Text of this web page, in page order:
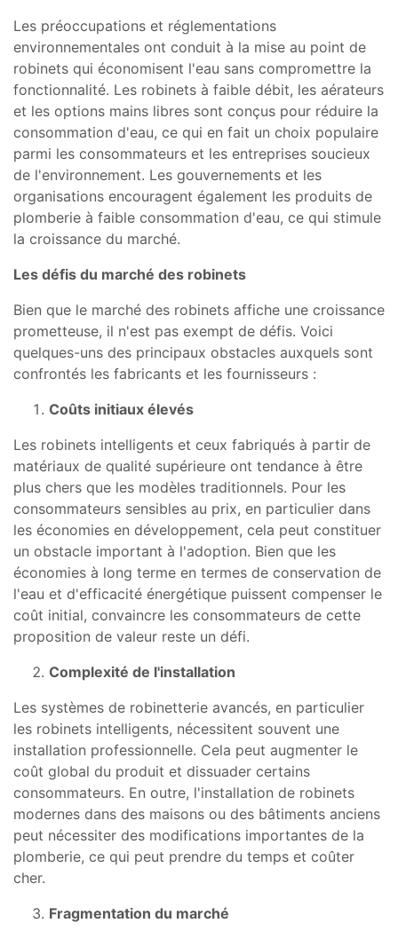
Les préoccupations et réglementations
environnementales ont conduit à la mise au point de
robinets qui économisent l'eau sans compromettre la
fonctionnalité. Les robinets à faible débit, les aérateurs
et les options mains libres sont conçus pour réduire la
consommation d'eau, ce qui en fait un choix populaire
parmi les consommateurs et les entreprises soucieux
de l'environnement. Les gouvernements et les
organisations encouragent également les produits de
plomberie à faible consommation d'eau, ce qui stimule
la croissance du marché.
Les défis du marché des robinets
Bien que le marché des robinets affiche une croissance
prometteuse, il n'est pas exempt de défis. Voici
quelques-uns des principaux obstacles auxquels sont
confrontés les fabricants et les fournisseurs :
Coûts initiaux élevés
Les robinets intelligents et ceux fabriqués à partir de
matériaux de qualité supérieure ont tendance à être
plus chers que les modèles traditionnels. Pour les
consommateurs sensibles au prix, en particulier dans
les économies en développement, cela peut constituer
un obstacle important à l'adoption. Bien que les
économies à long terme en termes de conservation de
l'eau et d'efficacité énergétique puissent compenser le
coût initial, convaincre les consommateurs de cette
proposition de valeur reste un défi.
Complexité de l'installation
Les systèmes de robinetterie avancés, en particulier
les robinets intelligents, nécessitent souvent une
installation professionnelle. Cela peut augmenter le
coût global du produit et dissuader certains
consommateurs. En outre, l'installation de robinets
modernes dans des maisons ou des bâtiments anciens
peut nécessiter des modifications importantes de la
plomberie, ce qui peut prendre du temps et coûter
cher.
Fragmentation du marché